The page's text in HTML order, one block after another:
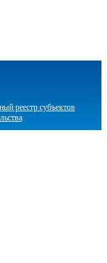
реестр субъектов